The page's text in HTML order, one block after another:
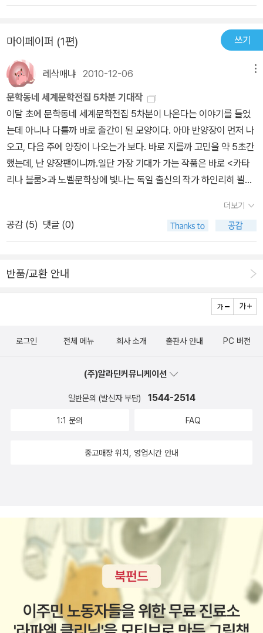
분열을 도덕적 편견과 숨겨진 욕망의 갈등이라는 꿈의 환상을 통해
novas Heimfahrt)에 대해서중노년기에 접어든 카사노바, 한 때의
광채가 서서히 꺼져가는 모험가의 누추한 모습에서 시작된다. “새로
운 사랑의 보금자리를 위한 하룻밤 동안에는 현세의 온갖 명예와 저
세상의 온갖 지복도” 관심 밖이었던 사람, “열망에서 욕망으로, 욕망
에서 열망”을 추구하던 영원한 젊음의 심벌같기만 한 카사노바의 늙
고 낙망하여 실존의 위기에 처한 모습은 아주 낯섦, 그것이다. 추방당
하여 고향 베네치아로 돌아가기만을 고대하던 차에 자신의 작은 도움
으로 부유한 중산층으로 일어난 추종자의 초대를 받게 되고, 그 저택
에 기거하는‘마르콜리나’라는 처녀에 대한 욕망으로 포위된다.“욕망
있지 않은가? 지금의 나는 그 당시의 카사노바가 아닌가?”더구나
“그 보잘것없는 늙음의 법칙이 왜 내게도 적용돼야 하는가.”라는 자
기 정체성에 대한 부인은 교활하고 기만적인 사건을 만들어낸다. 카
의 애인인 청년장교 로렌초의 노름 빛을 대신 청산하여 주기로 하고
다. 격렬한 정사를 치루고 성취에 취하여 깊은 잠에 빠져 날이 밝기 전
의 눈길에서 그는 “도둑놈, 난봉꾼, 악당”이란 분노를 본 것이 아니라
를 명료하게 확인시켜 주는 것은 없었을 것이다. 이것은 그의 말처
의미한다.이‘에로스적 합일’의 파렴치하고 기만적 연출은 오히려 젊
음과 남성성을 확인하는 계기가 아니라 신화의 파괴, 정체성의 상실,
에 더해 수치심으로 도피하다 마주친 로렌초를 죽이게 함으로써 젊음
저 잠들게 한다. 아마 이처럼 철저하게 신화를 파괴하는 작품도 드물
것이다. 결국 죽어서야 영속성을 얻는 자연의 순리가 이렇게 엄숙할
줄이야. 늙음, 늙은이가 되는 것에 저항할 길은 없다. 저항할수록 수치
심만 깊어질지니...꿈의 노벨레(Die Traumnovelle)에 대해서이 작
품은 니콜키드만과 톰크루즈가 열연한 영화 '아이즈 와이드 샷(Eyes
Wide Shut, 1999)'의 원작이다. 내면의 심리적 묘사로 이루어진 소
설이다보니 영화도 꽤나 몽환적으로 그려졌다는 기억이 든다. 가장무
마이페이퍼 (1편) 쓰기
레삭매냐 2010-12-06
문학동네 세계문학전집 5차분 기대작
이달 초에 문학동네 세계문학전집 5차분이 나온다는 이야기를 들었
는데 아니나 다를까 바로 출간이 된 모양이다. 아마 반양장이 먼저 나
오고, 다음 주에 양장이 나오는가 보다. 바로 지를까 고민을 약 5초간
했는데, 난 양장팬이니까.일단 가장 기대가 가는 작품은 바로 <카타
리나 블룸>과 노벨문학상에 빛나는 독일 출신의 작가 하인리히 뵐이
없으므로 패스. 일단 하인리히 뵐이라는 작가 이름만으로도 충분히
읽어볼만한 가치가 있다고 생각한다. 그리고 보니 마리오 바르가스
요사 선생의 <판탈레온과 특별봉사대>로 문학동네 세계문학전집을
사노바의 귀향>이란 책은 이미 그전에 출간되었던 적이 있는데, 다시
번역해서 모양이다. 서양문화에서 돈 후안에 필적할 만한 엽색가로
유명한 카사노바의 새로운 해석이라고 해야 할까? 과연 어떤 이야기
로의 <다니엘서>를 꼽을 수가 있겠다. 내가 아는 성서에 등장하는 풀
미국의 핵무기 정보를 팔아 넘겼다는 혐의로 재판을 받고 사형당한
로젠버그 부부의 실화를 바탕으로 한 소설이라고 한다. 1971년에 발
읽어볼만한 책이 아닌가 생각된다.
더보기
공감 (5) 댓글 (0)
반품/교환 안내
로그인 전체 메뉴 회사 소개 출판사 안내 PC 버전
(주)알라딘커뮤니케이션
일반문의 (발신자 부담) 1544-2514
1:1 문의 FAQ
중고매장 위치, 영업시간 안내